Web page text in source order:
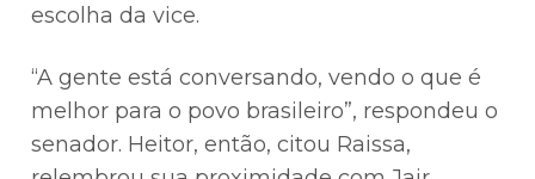
escolha da vice.
“A gente está conversando, vendo o que é
melhor para o povo brasileiro”, respondeu o
senador. Heitor, então, citou Raissa,